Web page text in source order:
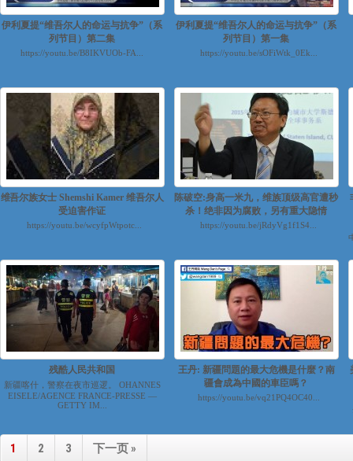
伊利夏提“维吾尔人的命运与抗争”（系
列节目）第二集
https://youtu.be/B8IKVUOb-FA...
伊利夏提“维吾尔人的命运与抗争”（系
列节目）第一集
https://youtu.be/sOFiWtk_0Ek...
维吾尔族女士 Shemshi Kamer 维吾尔人
受迫害作证
https://youtu.be/wcyfpWtpotc...
陈破空:身高一米九，维族顶级高官遭秒
杀！绝非因为腐败，另有重大隐情
https://youtu.be/jRdyVg1f1S4...
残酷人民共和国
新疆喀什，警察在夜市巡逻。 OHANNES
EISELE/AGENCE FRANCE-PRESSE —
GETTY IM...
王丹: 新疆問題的最大危機是什麼？南
疆會成為中國的車臣嗎？
https://youtu.be/vq21PQ4OC40...
1 2 3 下一页 »